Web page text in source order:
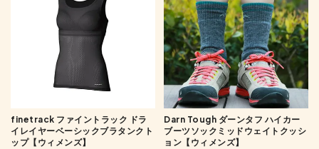
finetrack ファイントラック ドラ
イレイヤーベーシックブラタンクト
ップ【ウィメンズ】
Darn Tough ダーンタフ ハイカー
ブーツソックミッドウェイトクッシ
ョン【ウィメンズ】